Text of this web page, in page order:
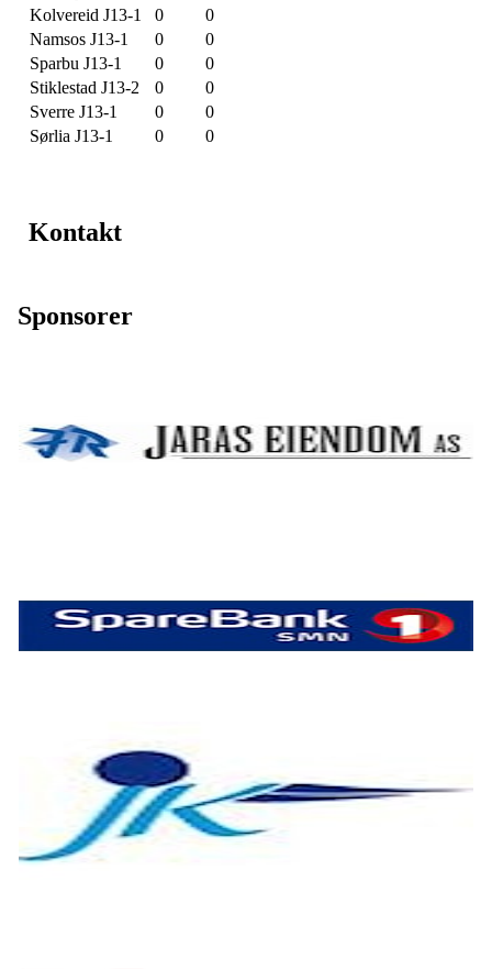
Kolvereid J13-1
0
0
Namsos J13-1
0
0
Sparbu J13-1
0
0
Stiklestad J13-2
0
0
Sverre J13-1
0
0
Sørlia J13-1
0 0
Kontakt
Sponsorer